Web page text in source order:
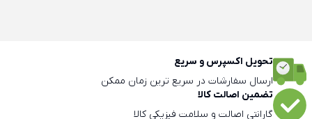
تحویل اکسپرس و سریع
ارسال سفارشات در سریع ترین زمان ممکن
تضمین اصالت کالا
گارانتی اصالت و سلامت فیزیکی کالا